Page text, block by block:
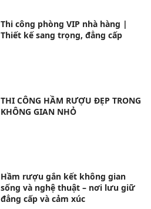
Thi công phòng VIP nhà hàng |
Thiết kế sang trọng, đẳng cấp
THI CÔNG HẦM RƯỢU ĐẸP TRONG
KHÔNG GIAN NHỎ
Hầm rượu gắn kết không gian
sống và nghệ thuật – nơi lưu giữ
đẳng cấp và cảm xúc